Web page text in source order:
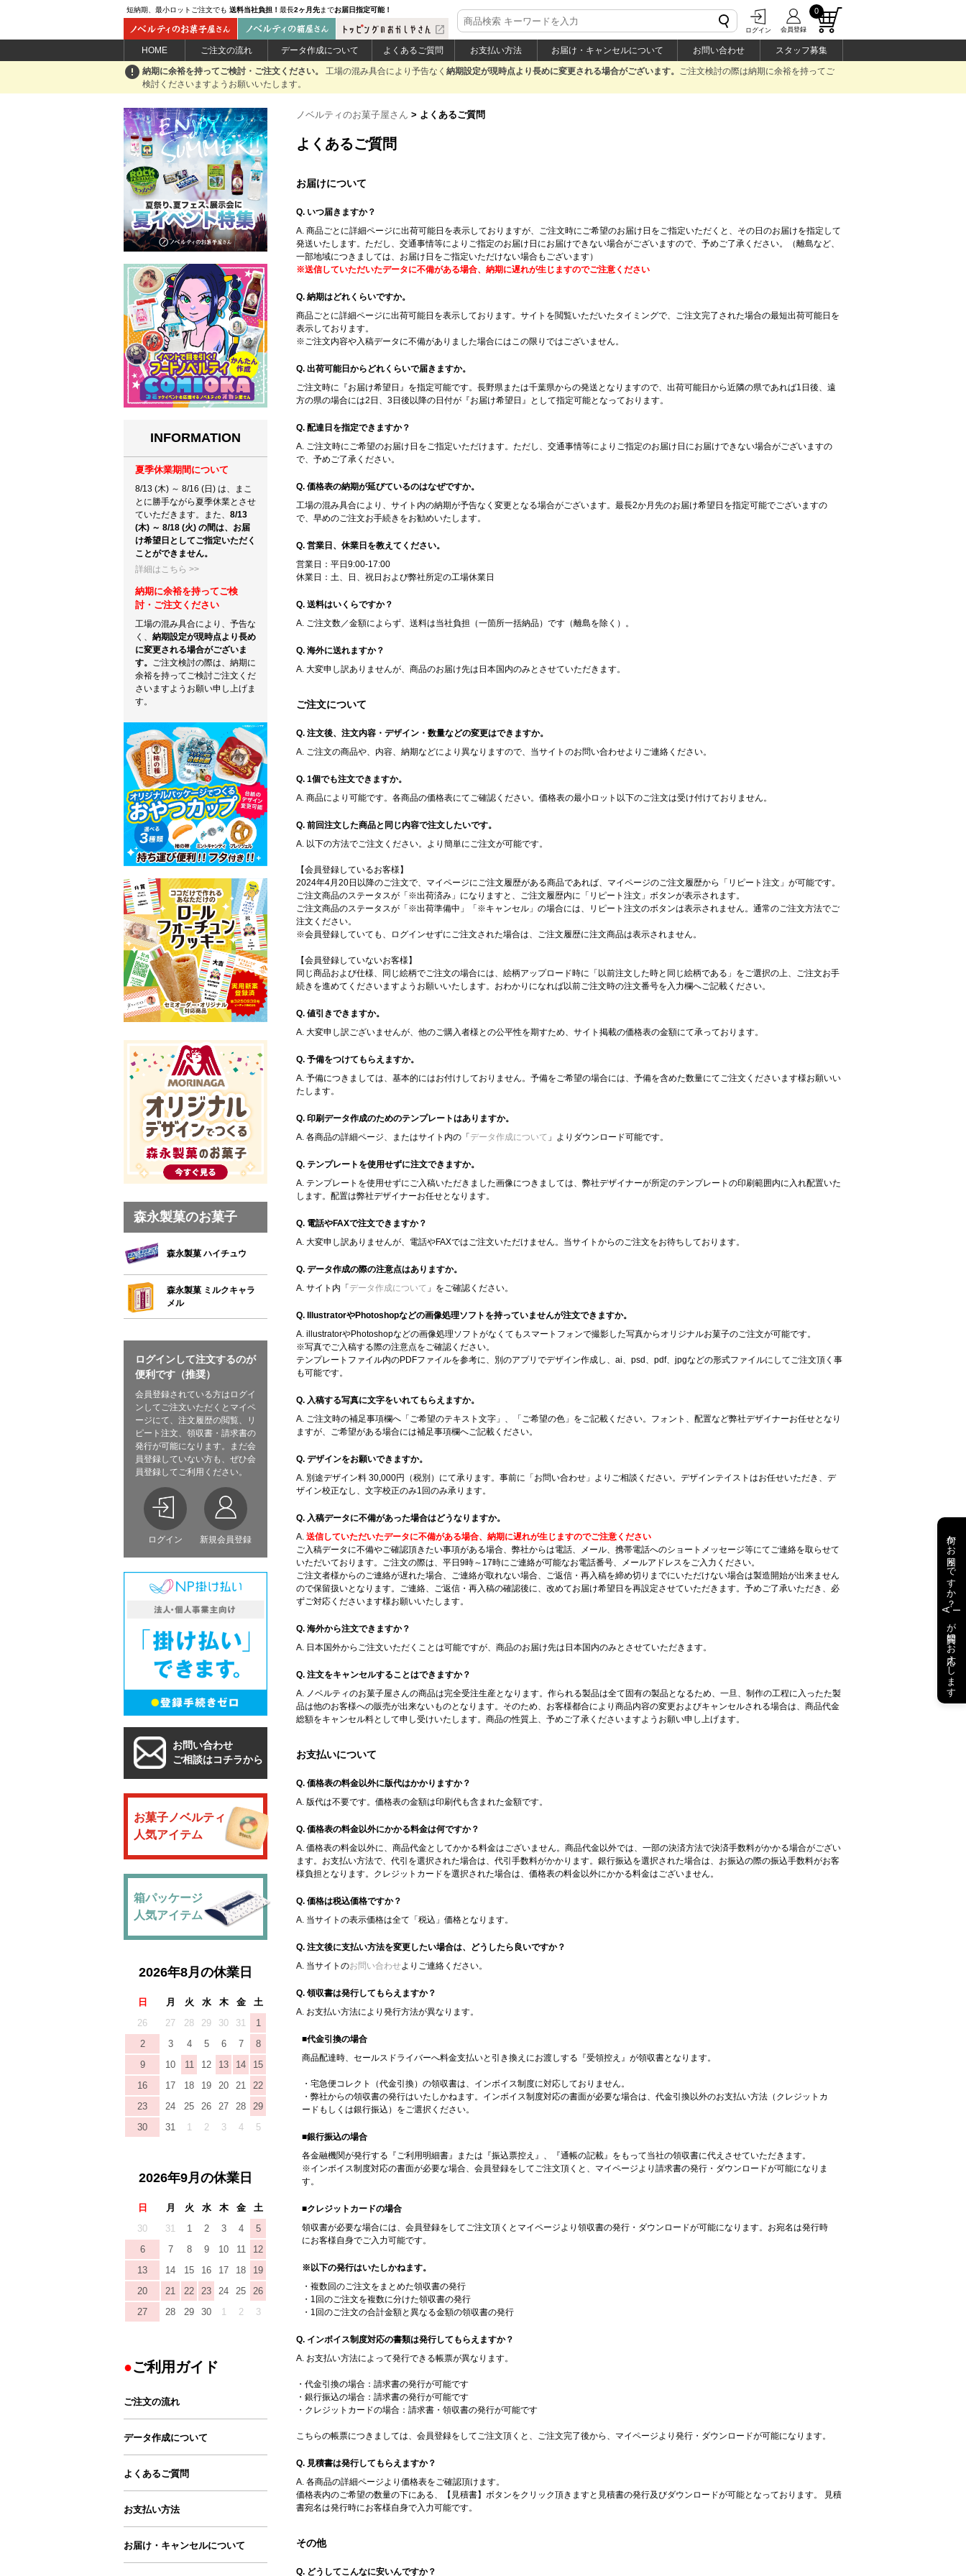
open_in_new
短納期、最小ロットご注文でも 送料当社負担！ 最長2ヶ月先までお届日指定可能！
ログイン 会員登録
0
HOME ご注文の流れ データ作成について よくあるご質問 お支払い方法 お届け・キャンセルについて お問い合わせ スタッフ募集
error 納期に余裕を持ってご検討・ご注文ください。 工場の混み具合により予告なく 納期設定が現時点より長めに変更される場合がございます。 ご注文検討の際は納期に余裕を持ってご
検討くださいますようお願いいたします。
ノベルティのお菓子屋さん > よくあるご質問
よくあるご質問
お届けについて
Q. いつ届きますか？
A. 商品ごとに詳細ページに出荷可能日を表示しておりますが、ご注文時にご希望のお届け日をご指定いただくと、その日のお届けを指定して
発送いたします。ただし、交通事情等によりご指定のお届け日にお届けできない場合がございますので、予めご了承ください。（離島など、
一部地域につきましては、お届け日をご指定いただけない場合もございます）
※送信していただいたデータに不備がある場合、納期に遅れが生じますのでご注意ください
Q. 納期はどれくらいですか。
商品ごとに詳細ページに出荷可能日を表示しております。サイトを閲覧いただいたタイミングで、ご注文完了された場合の最短出荷可能日を
表示しております。
※ご注文内容や入稿データに不備がありました場合にはこの限りではございません。
Q. 出荷可能日からどれくらいで届きますか。
ご注文時に『お届け希望日』を指定可能です。長野県または千葉県からの発送となりますので、出荷可能日から近隣の県であれば1日後、遠
方の県の場合には2日、3日後以降の日付が『お届け希望日』として指定可能となっております。
Q. 配達日を指定できますか？
A. ご注文時にご希望のお届け日をご指定いただけます。ただし、交通事情等によりご指定のお届け日にお届けできない場合がございますの
で、予めご了承ください。
Q. 価格表の納期が延びているのはなぜですか。
工場の混み具合により、サイト内の納期が予告なく変更となる場合がございます。最長2か月先のお届け希望日を指定可能でございますの
で、早めのご注文お手続きをお勧めいたします。
Q. 営業日、休業日を教えてください。
営業日：平日9:00-17:00
休業日：土、日、祝日および弊社所定の工場休業日
Q. 送料はいくらですか？
A. ご注文数／金額によらず、送料は当社負担（一箇所一括納品）です（離島を除く）。
Q. 海外に送れますか？
A. 大変申し訳ありませんが、商品のお届け先は日本国内のみとさせていただきます。
ご注文について
Q. 注文後、注文内容・デザイン・数量などの変更はできますか。
A. ご注文の商品や、内容、納期などにより異なりますので、当サイトのお問い合わせよりご連絡ください。
Q. 1個でも注文できますか。
A. 商品により可能です。各商品の価格表にてご確認ください。価格表の最小ロット以下のご注文は受け付けておりません。
Q. 前回注文した商品と同じ内容で注文したいです。
A. 以下の方法でご注文ください。より簡単にご注文が可能です。
【会員登録しているお客様】
2024年4月20日以降のご注文で、マイページにご注文履歴がある商品であれば、マイページのご注文履歴から「リピート注文」が可能です。
ご注文商品のステータスが「※出荷済み」になりますと、ご注文履歴内に「リピート注文」ボタンが表示されます。
ご注文商品のステータスが「※出荷準備中」「※キャンセル」の場合には、リピート注文のボタンは表示されません。通常のご注文方法でご
注文ください。
※会員登録していても、ログインせずにご注文された場合は、ご注文履歴に注文商品は表示されません。
【会員登録していないお客様】
同じ商品および仕様、同じ絵柄でご注文の場合には、絵柄アップロード時に「以前注文した時と同じ絵柄である」をご選択の上、ご注文お手
続きを進めてくださいますようお願いいたします。おわかりになれば以前ご注文時の注文番号を入力欄へご記載ください。
Q. 値引きできますか。
A. 大変申し訳ございませんが、他のご購入者様との公平性を期すため、サイト掲載の価格表の金額にて承っております。
Q. 予備をつけてもらえますか。
A. 予備につきましては、基本的にはお付けしておりません。予備をご希望の場合には、予備を含めた数量にてご注文くださいます様お願いい
たします。
Q. 印刷データ作成のためのテンプレートはありますか。
A. 各商品の詳細ページ、またはサイト内の「 データ作成について 」よりダウンロード可能です。
Q. テンプレートを使用せずに注文できますか。
A. テンプレートを使用せずにご入稿いただきました画像につきましては、弊社デザイナーが所定のテンプレートの印刷範囲内に入れ配置いた
します。配置は弊社デザイナーお任せとなります。
Q. 電話やFAXで注文できますか？
A. 大変申し訳ありませんが、電話やFAXではご注文いただけません。当サイトからのご注文をお待ちしております。
Q. データ作成の際の注意点はありますか。
A. サイト内「 データ作成について 」をご確認ください。
Q. IllustratorやPhotoshopなどの画像処理ソフトを持っていませんが注文できますか。
A. illustratorやPhotoshopなどの画像処理ソフトがなくてもスマートフォンで撮影した写真からオリジナルお菓子のご注文が可能です。
※写真でご入稿する際の注意点をご確認ください。
テンプレートファイル内のPDFファイルを参考に、別のアプリでデザイン作成し、ai、psd、pdf、jpgなどの形式ファイルにしてご注文頂く事
も可能です。
Q. 入稿する写真に文字をいれてもらえますか。
A. ご注文時の補足事項欄へ「ご希望のテキスト文字」、「ご希望の色」をご記載ください。フォント、配置など弊社デザイナーお任せとなり
ますが、ご希望がある場合には補足事項欄へご記載ください。
Q. デザインをお願いできますか。
A. 別途デザイン料 30,000円（税別）にて承ります。事前に「お問い合わせ」よりご相談ください。デザインテイストはお任せいただき、デ
ザイン校正なし、文字校正のみ1回のみ承ります。
Q. 入稿データに不備があった場合はどうなりますか。
A. 送信していただいたデータに不備がある場合、納期に遅れが生じますのでご注意ください
ご入稿データに不備やご確認頂きたい事項がある場合、弊社からは電話、メール、携帯電話へのショートメッセージ等にてご連絡を取らせて
いただいております。ご注文の際は、平日9時～17時にご連絡が可能なお電話番号、メールアドレスをご入力ください。
ご注文者様からのご連絡が遅れた場合、ご連絡が取れない場合、ご返信・再入稿を締め切りまでにいただけない場合は製造開始が出来ません
ので保留扱いとなります。ご連絡、ご返信・再入稿の確認後に、改めてお届け希望日を再設定させていただきます。予めご了承いただき、必
ずご対応くださいます様お願いいたします。
Q. 海外から注文できますか？
A. 日本国外からご注文いただくことは可能ですが、商品のお届け先は日本国内のみとさせていただきます。
Q. 注文をキャンセルすることはできますか？
A. ノベルティのお菓子屋さんの商品は完全受注生産となります。作られる製品は全て固有の製品となるため、一旦、制作の工程に入ったた製
品は他のお客様への販売が出来ないものとなります。そのため、お客様都合により商品内容の変更およびキャンセルされる場合は、商品代金
総額をキャンセル料として申し受けいたします。商品の性質上、予めご了承くださいますようお願い申し上げます。
お支払いについて
Q. 価格表の料金以外に版代はかかりますか？
A. 版代は不要です。価格表の金額は印刷代も含まれた金額です。
Q. 価格表の料金以外にかかる料金は何ですか？
A. 価格表の料金以外に、商品代金としてかかる料金はございません。商品代金以外では、一部の決済方法で決済手数料がかかる場合がござい
ます。お支払い方法で、代引を選択された場合は、代引手数料がかかります。銀行振込を選択された場合は、お振込の際の振込手数料がお客
様負担となります。クレジットカードを選択された場合は、価格表の料金以外にかかる料金はございません。
Q. 価格は税込価格ですか？
A. 当サイトの表示価格は全て「税込」価格となります。
Q. 注文後に支払い方法を変更したい場合は、どうしたら良いですか？
A. 当サイトのお問い合わせよりご連絡ください。
Q. 領収書は発行してもらえますか？
A. お支払い方法により発行方法が異なります。
■代金引換の場合
商品配達時、セールスドライバーへ料金支払いと引き換えにお渡しする『受領控え』が領収書となります。
・宅急便コレクト（代金引換）の領収書は、インボイス制度に対応しておりません。
・弊社からの領収書の発行はいたしかねます。インボイス制度対応の書面が必要な場合は、代金引換以外のお支払い方法（クレジットカ
ードもしくは銀行振込）をご選択ください。
■銀行振込の場合
各金融機関が発行する『ご利用明細書』または『振込票控え』、『通帳の記載』をもって当社の領収書に代えさせていただきます。
※インボイス制度対応の書面が必要な場合、会員登録をしてご注文頂くと、マイページより請求書の発行・ダウンロードが可能になりま
す。
■クレジットカードの場合
領収書が必要な場合には、会員登録をしてご注文頂くとマイページより領収書の発行・ダウンロードが可能になります。お宛名は発行時
にお客様自身でご入力可能です。
※以下の発行はいたしかねます。
・複数回のご注文をまとめた領収書の発行
・1回のご注文を複数に分けた領収書の発行
・1回のご注文の合計金額と異なる金額の領収書の発行
Q. インボイス制度対応の書類は発行してもらえますか？
A. お支払い方法によって発行できる帳票が異なります。
・代金引換の場合：請求書の発行が可能です
・銀行振込の場合：請求書の発行が可能です
・クレジットカードの場合：請求書・領収書の発行が可能です
こちらの帳票につきましては、会員登録をしてご注文頂くと、ご注文完了後から、マイページより発行・ダウンロードが可能になります。
Q. 見積書は発行してもらえますか？
A. 各商品の詳細ページより価格表をご確認頂けます。
価格表内のご希望の数量の下にある、【見積書】ボタンをクリック頂きますと見積書の発行及びダウンロードが可能となっております。 見積
書宛名は発行時にお客様自身で入力可能です。
その他
Q. どうしてこんなに安いんですか？
INFORMATION
夏季休業期間について
8/13 (木) ～ 8/16 (日) は、まこ
とに勝手ながら夏季休業とさせ
ていただきます。また、 8/13
(木) ～ 8/18 (火) の間は、お届
け希望日としてご指定いただく
ことができません。
詳細はこちら >>
納期に余裕を持ってご検
討・ご注文ください
工場の混み具合により、予告な
く、 納期設定が現時点より長め
に変更される場合がございま
す。 ご注文検討の際は、納期に
余裕を持ってご検討ご注文くだ
さいますようお願い申し上げま
す。
森永製菓のお菓子
森永製菓 ハイチュウ
森永製菓 ミルクキャラ
メル
ログインして注文するのが
便利です（推奨）
会員登録されている方はログイ
ンしてご注文いただくとマイペ
ージにて、注文履歴の閲覧、リ
ピート注文、領収書・請求書の
発行が可能になります。まだ会
員登録していない方も、ぜひ会
員登録してご利用ください。
ログイン 新規会員登録
お問い合わせ
ご相談はコチラから
お菓子ノベルティ
人気アイテム
箱パッケージ
人気アイテム
2026年8月の休業日
日 月 火 水 木 金
土
26
27 28 29 30 31
1
2
3 4 5 6 7
8
9
10 11 12 13 14
15
16
17 18 19 20 21
22
23
24 25 26 27 28
29
30
31 1 2 3 4 5
2026年9月の休業日
日 月 火 水 木 金
土
30
31 1 2 3 4
5
6
7 8 9 10 11
12
13
14 15 16 17 18
19
20
21 22 23 24 25
26
27
28 29 30 1 2 3
ご利用ガイド
ご注文の流れ
データ作成について
よくあるご質問
お支払い方法
お届け・キャンセルについて
何かお困りですか？
AI
が質問にお応えします